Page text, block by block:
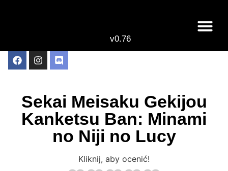
v0.76
Sekai Meisaku Gekijou
Kanketsu Ban: Minami
no Niji no Lucy
Kliknij, aby ocenić!